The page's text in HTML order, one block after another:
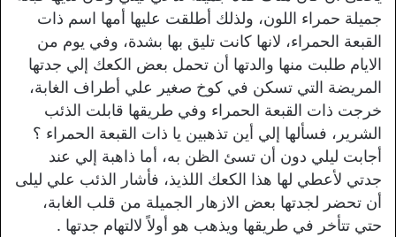
جميلة حمراء اللون، ولذلك أطلقت عليها أمها اسم ذات
القبعة الحمراء، لانها كانت تليق بها بشدة، وفي يوم من
الايام طلبت منها والدتها أن تحمل بعض الكعك إلي جدتها
المريضة التي تسكن في كوخ صغير علي أطراف الغابة،
خرجت ذات القبعة الحمراء وفي طريقها قابلت الذئب
الشرير، فسألها إلي أين تذهبين يا ذات القبعة الحمراء ؟
أجابت ليلي دون أن تسئ الظن به، أما ذاهبة إلي عند
جدتي لأعطي لها هذا الكعك اللذيذ، فأشار الذئب علي ليلى
أن تحضر لجدتها بعض الازهار الجميلة من قلب الغابة،
حتي تتأخر في طريقها ويذهب هو أولاً لالتهام جدتها .